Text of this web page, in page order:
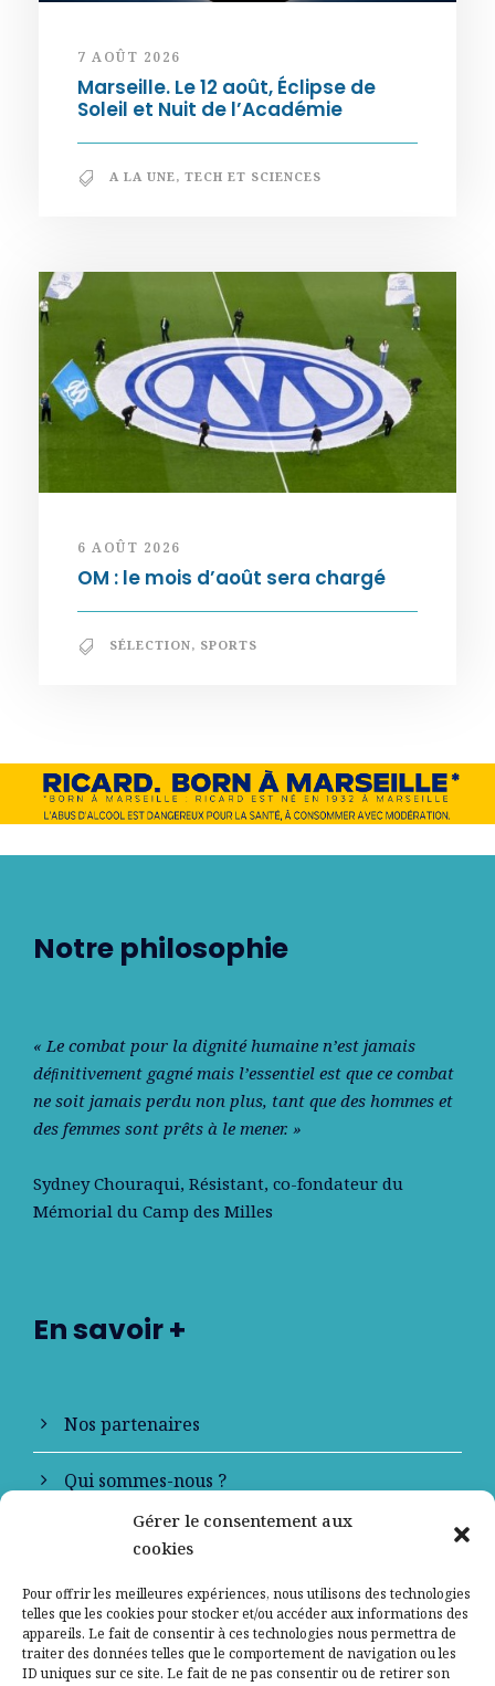
Gérer le consentement aux
cookies
Pour offrir les meilleures expériences, nous utilisons des technologies
telles que les cookies pour stocker et/ou accéder aux informations des
appareils. Le fait de consentir à ces technologies nous permettra de
traiter des données telles que le comportement de navigation ou les
ID uniques sur ce site. Le fait de ne pas consentir ou de retirer son
7 AOÛT 2026
Marseille. Le 12 août, Éclipse de
Soleil et Nuit de l’Académie
A LA UNE, TECH ET SCIENCES
6 AOÛT 2026
OM : le mois d’août sera chargé
SÉLECTION, SPORTS
Notre philosophie
« Le combat pour la dignité humaine n’est jamais
déﬁnitivement gagné mais l’essentiel est que ce combat
ne soit jamais perdu non plus, tant que des hommes et
des femmes sont prêts à le mener. »
Sydney Chouraqui, Résistant, co-fondateur du
Mémorial du Camp des Milles
En savoir +
Nos partenaires
Qui sommes-nous ?
Contactez-nous
Mentions légales
Politique de confidentialité